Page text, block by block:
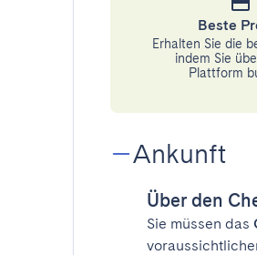
Beste
Erhalten Sie die
indem Sie
Plattform
Ankunft
Über den
Sie müssen das